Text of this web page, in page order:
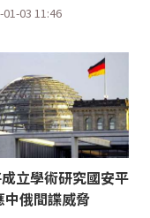
01-03 11:46
立學術研究國安平
中俄間諜威脅